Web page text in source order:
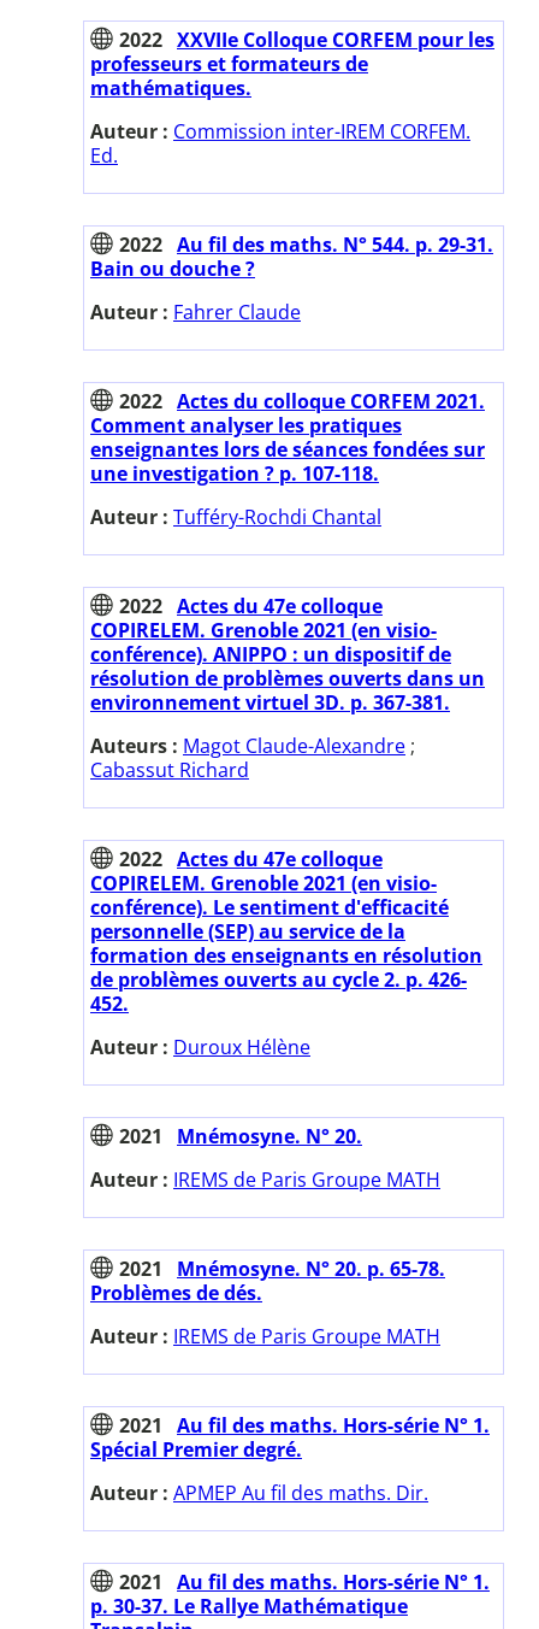
2022 XXVIIe Colloque CORFEM pour les
professeurs et formateurs de
mathématiques.
Auteur : Commission inter-IREM CORFEM.
Ed.
2022 Au fil des maths. N° 544. p. 29-31.
Bain ou douche ?
Auteur : Fahrer Claude
2022 Actes du colloque CORFEM 2021.
Comment analyser les pratiques
enseignantes lors de séances fondées sur
une investigation ? p. 107-118.
Auteur : Tufféry-Rochdi Chantal
2022 Actes du 47e colloque
COPIRELEM. Grenoble 2021 (en visio-
conférence). ANIPPO : un dispositif de
résolution de problèmes ouverts dans un
environnement virtuel 3D. p. 367-381.
Auteurs : Magot Claude-Alexandre ;
Cabassut Richard
2022 Actes du 47e colloque
COPIRELEM. Grenoble 2021 (en visio-
conférence). Le sentiment d'efficacité
personnelle (SEP) au service de la
formation des enseignants en résolution
de problèmes ouverts au cycle 2. p. 426-
452.
Auteur : Duroux Hélène
2021
Mnémosyne. N° 20.
Auteur : IREMS de Paris Groupe MATH
2021
Mnémosyne. N° 20. p. 65-78.
Problèmes de dés.
Auteur : IREMS de Paris Groupe MATH
2021
Au fil des maths. Hors-série N° 1.
Spécial Premier degré.
Auteur : APMEP Au fil des maths. Dir.
2021
Au fil des maths. Hors-série N° 1.
p. 30-37. Le Rallye Mathématique